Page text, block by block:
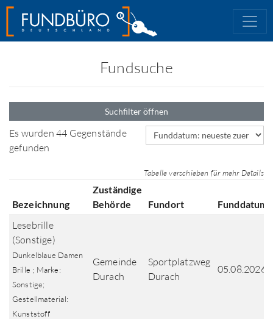
Fundsuche
Suchfilter öffnen
Es wurden 44 Gegenstände
gefunden
Sortierfeld
Tabelle verschieben für mehr Details
Bezeichnung
Zuständige
Behörde
Fundort Funddatum
Lesebrille
(Sonstige)
Dunkelblaue Damen
Brille ; Marke:
Sonstige;
Gestellmaterial:
Kunststoff
Gemeinde
Durach
Sportplatzweg
Durach
05.08.2026